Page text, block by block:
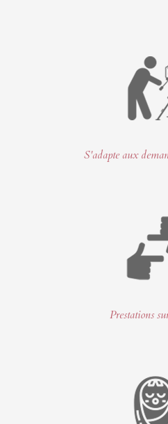
S'adapte aux
Prestations